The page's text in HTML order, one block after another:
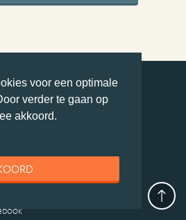
voor een optimale
verder te gaan op
akkoord.
Disclaimer